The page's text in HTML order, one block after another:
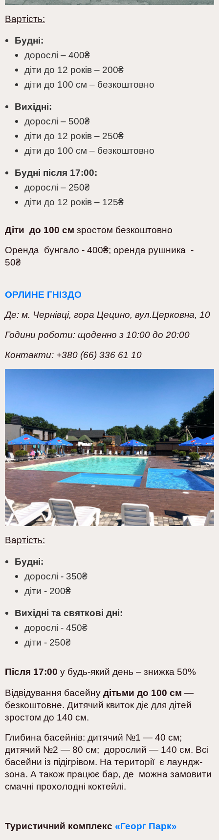
Вартість:
Будні:
дорослі – 400₴
діти до 12 років – 200₴
діти до 100 см – безкоштовно
Вихідні:
дорослі – 500₴
діти до 12 років – 250₴
діти до 100 см – безкоштовно
Будні після 17:00:
дорослі – 250₴
діти до 12 років – 125₴
Діти до 100 см зростом безкоштовно
Оренда бунгало - 400₴; оренда рушника -
50₴
ОРЛИНЕ ГНІЗДО
Де: м. Чернівці, гора Цецино, вул.Церковна, 10
Години роботи: щоденно з 10:00 до 20:00
Контакти: +380 (66) 336 61 10
Вартість:
Будні:
дорослі - 350₴
діти - 200₴
Вихідні та святкові дні:
дорослі - 450₴
діти - 250₴
Після 17:00 у будь-який день – знижка 50%
Відвідування басейну дітьми до 100 см —
безкоштовне. Дитячий квиток діє для дітей
зростом до 140 см.
Глибина басейнів: дитячий №1 — 40 см;
дитячий №2 — 80 см; дорослий — 140 см. Всі
басейни із підігрівом. На території є лаундж-
зона. А також працює бар, де можна замовити
смачні прохолодні коктейлі.
Туристичний комплекс «Георг Парк»